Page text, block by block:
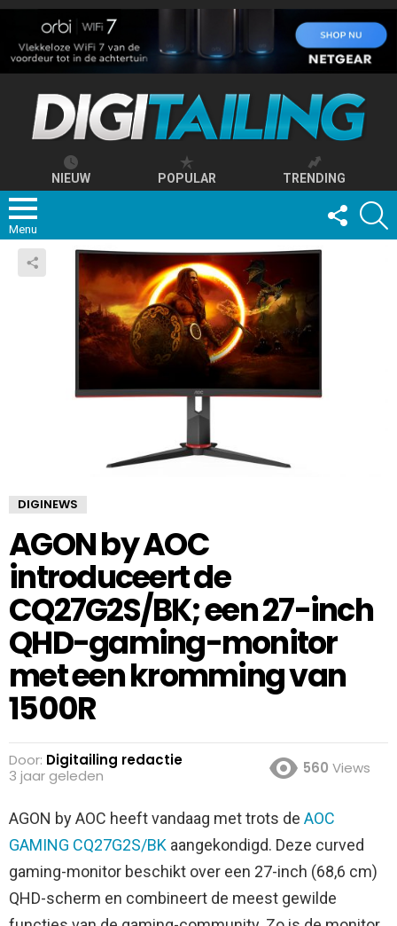
NIEUW POPULAR TRENDING
Menu
FOLLOW
US
DIGINEWS
AGON by AOC
introduceert de
CQ27G2S/BK; een 27-inch
QHD-gaming-monitor
met een kromming van
1500R
Door: Digitailing redactie
3 jaar geleden
560 Views
AGON by AOC heeft vandaag met trots de AOC
GAMING CQ27G2S/BK aangekondigd. Deze curved
gaming-monitor beschikt over een 27-inch (68,6 cm)
QHD-scherm en combineert de meest gewilde